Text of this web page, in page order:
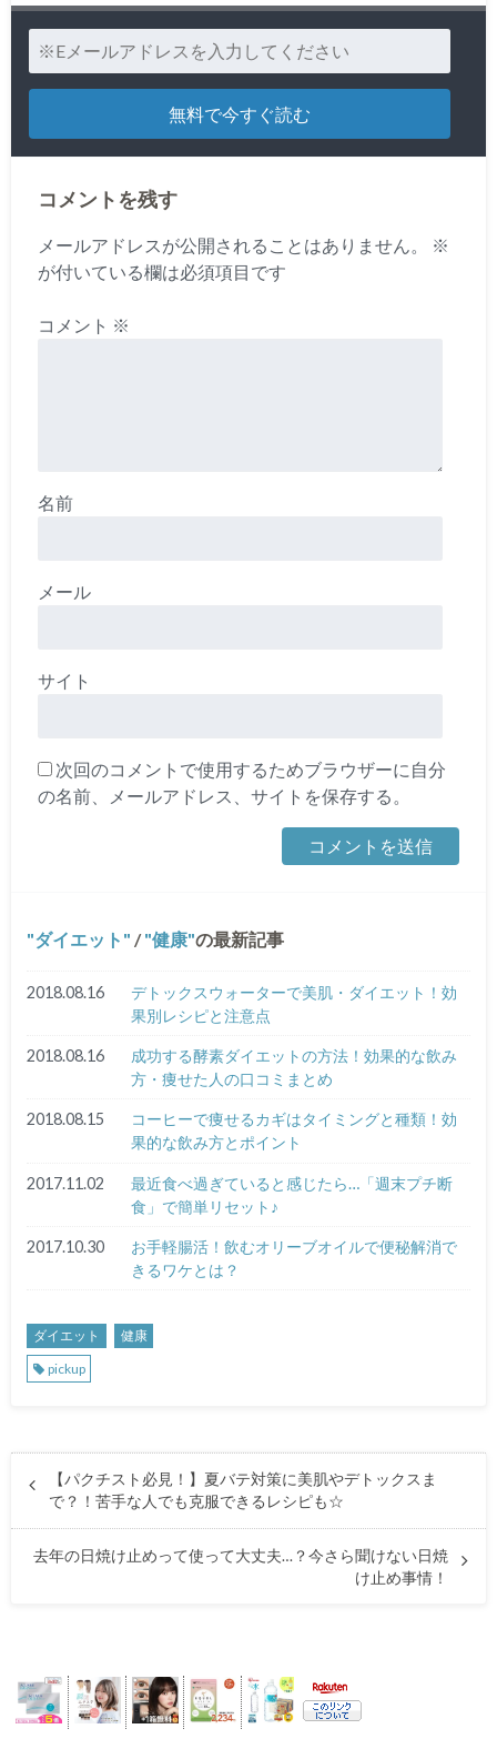
コメントを残す
メールアドレスが公開されることはありません。
※
が付いている欄は必須項目です
コメント ※
名前
メール
サイト
次回のコメントで使用するためブラウザーに自分
の名前、メールアドレス、サイトを保存する。
ダイエット / 健康 の最新記事
2018.08.16
デトックスウォーターで美肌・ダイエット！効
果別レシピと注意点
2018.08.16
成功する酵素ダイエットの方法！効果的な飲み
方・痩せた人の口コミまとめ
2018.08.15
コーヒーで痩せるカギはタイミングと種類！効
果的な飲み方とポイント
2017.11.02
最近食べ過ぎていると感じたら…「週末プチ断
食」で簡単リセット♪
2017.10.30
お手軽腸活！飲むオリーブオイルで便秘解消で
きるワケとは？
ダイエット
健康
pickup
【パクチスト必見！】夏バテ対策に美肌やデトックスま
で？！苦手な人でも克服できるレシピも☆
去年の日焼け止めって使って大丈夫…？今さら聞けない日焼
け止め事情！